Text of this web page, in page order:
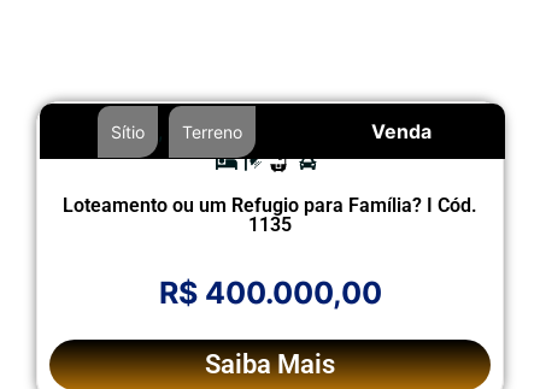
Venda
Sítio Terreno
Loteamento ou um Refugio para Família? I Cód.
1135
R$ 400.000,00
Saiba Mais